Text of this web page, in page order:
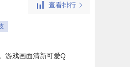
游戏画面清新可爱Q
查看排行